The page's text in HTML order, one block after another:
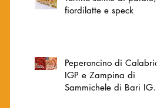
fiordilatte e speck
Peperoncino di Calabria
IGP e Zampina di
Sammichele di Bari IGP